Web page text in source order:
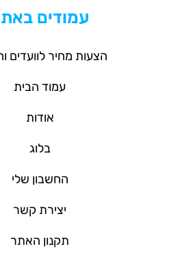
עמודים
הצעות מחיר לוועדים
עמוד הבית
אודות
בלוג
החשבון שלי
יצירת קשר
תקנון האתר